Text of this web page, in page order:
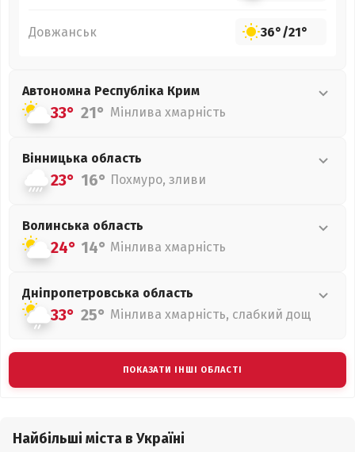
Довжанськ 36°/21°
Автономна Республіка Крим
33° 21° Мінлива хмарність
Вінницька область
23° 16° Похмуро, зливи
Волинська область
24° 14° Мінлива хмарність
Дніпропетровська область
33° 25° Мінлива хмарність, слабкий дощ
ПОКАЗАТИ ІНШІ ОБЛАСТІ
Найбільші міста в Україні